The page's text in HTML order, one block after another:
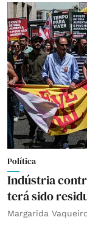
Política
Indústria
terá sido
Margarida